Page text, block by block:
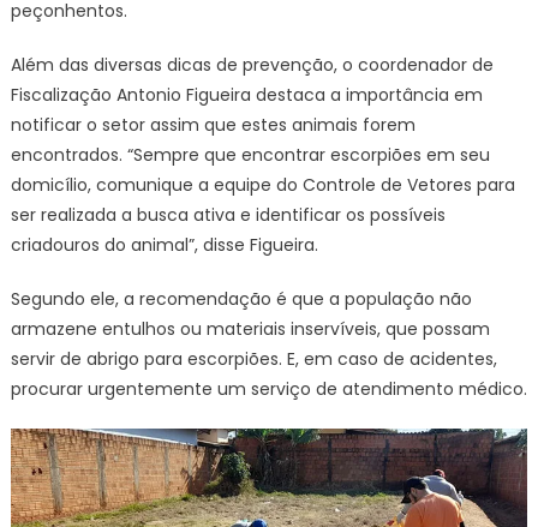
peçonhentos.
Além das diversas dicas de prevenção, o coordenador de
Fiscalização Antonio Figueira destaca a importância em
notificar o setor assim que estes animais forem
encontrados. “Sempre que encontrar escorpiões em seu
domicílio, comunique a equipe do Controle de Vetores para
ser realizada a busca ativa e identificar os possíveis
criadouros do animal”, disse Figueira.
Segundo ele, a recomendação é que a população não
armazene entulhos ou materiais inservíveis, que possam
servir de abrigo para escorpiões. E, em caso de acidentes,
procurar urgentemente um serviço de atendimento médico.